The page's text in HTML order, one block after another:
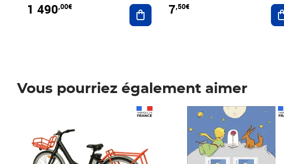
1 490,00€ Ajouter au panier
7,50€
Vous pourriez également aimer
Prix 7,50€